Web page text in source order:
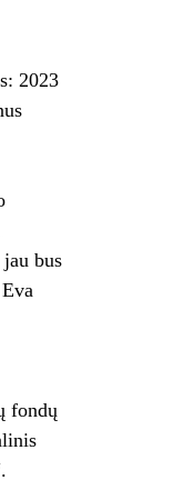
2023
bus
fondų